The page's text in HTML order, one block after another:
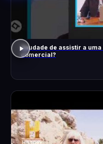
Saudade de assistir a
comercial?